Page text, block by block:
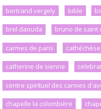
bertrand vergely bible
brel daouda bruno de saint
carmes de paris cathéchèse
catherine de sienne
centre spirituel des carmes
chapelle la colombière